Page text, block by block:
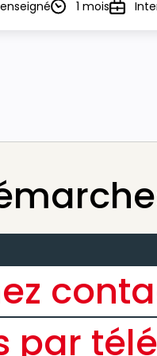
Durée1 moisType
par